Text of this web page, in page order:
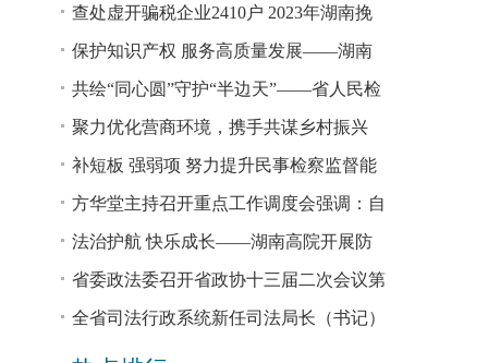
和指示精神专题研讨班开班
查处虚开骗税企业2410户 2023年湖南挽
回税款损失48.2亿元
保护知识产权 服务高质量发展——湖南
省公安厅公布打击侵犯知识产权犯罪10起
典型案例
共绘“同心圆”守护“半边天”——省人民检
察院、省妇联共同主办检察开放日活动
聚力优化营商环境，携手共谋乡村振兴
—— 省法院驻大坪村工作队、村“两委”干
部赴企参观学习调研
补短板 强弱项 努力提升民事检察监督能
力
方华堂主持召开重点工作调度会强调：自
我加压 砥砺奋进 推动工作更有成效 更加
出彩
法治护航 快乐成长——湖南高院开展防
欺凌、防性侵公益普法宣讲
省委政法委召开省政协十三届二次会议第
0327号提案办理座谈会
全省司法行政系统新任司法局长（书记）
培训班开班 方华堂作专题辅导